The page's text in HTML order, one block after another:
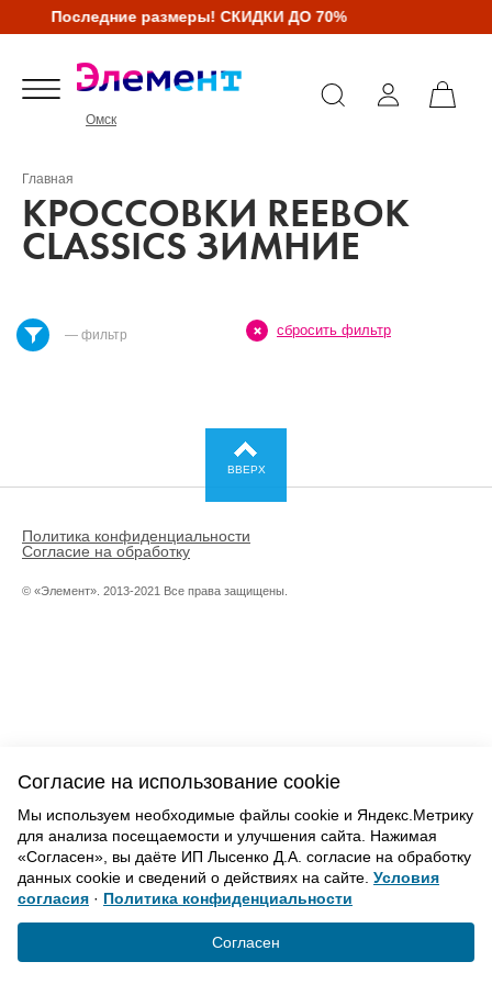
Последние размеры! СКИДКИ ДО 70%
Омск
Главная
КРОССОВКИ REEBOK
CLASSICS ЗИМНИЕ
— фильтр сбросить фильтр
ВВЕРХ
Политика конфиденциальности
Согласие на обработку
© «Элемент». 2013-2021 Все права защищены.
Согласие на использование cookie
Мы используем необходимые файлы cookie и Яндекс.Метрику
для анализа посещаемости и улучшения сайта. Нажимая
«Согласен», вы даёте ИП Лысенко Д.А. согласие на обработку
данных cookie и сведений о действиях на сайте. Условия
согласия · Политика конфиденциальности
Согласен